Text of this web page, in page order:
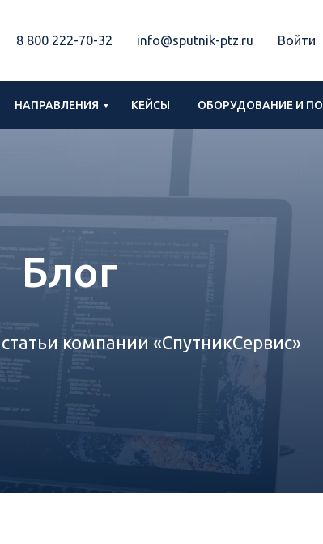
8 800 222-70-32 info@sputnik-ptz.ru Войти
НАПРАВЛЕНИЯ КЕЙСЫ ОБОРУДОВАНИЕ И ПО
Блог
компании «СпутникСервис»‎